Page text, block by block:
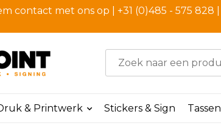
contact met ons op | +31 (0)485 - 575 828 |
& Printwerk Stickers & Sign Tassen